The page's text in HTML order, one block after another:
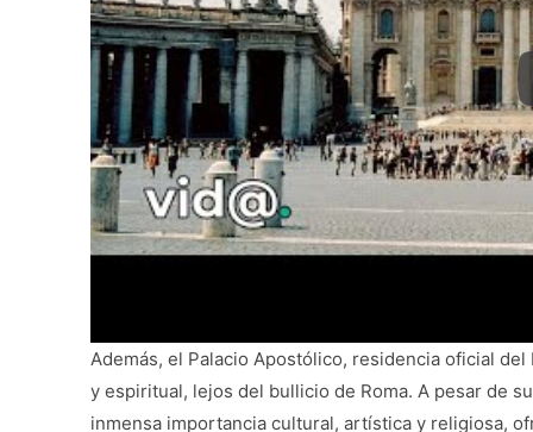
Además, el Palacio Apostólico, residencia oficial
y espiritual, lejos del bullicio de Roma. A pesar de
inmensa importancia cultural, artística y religiosa,